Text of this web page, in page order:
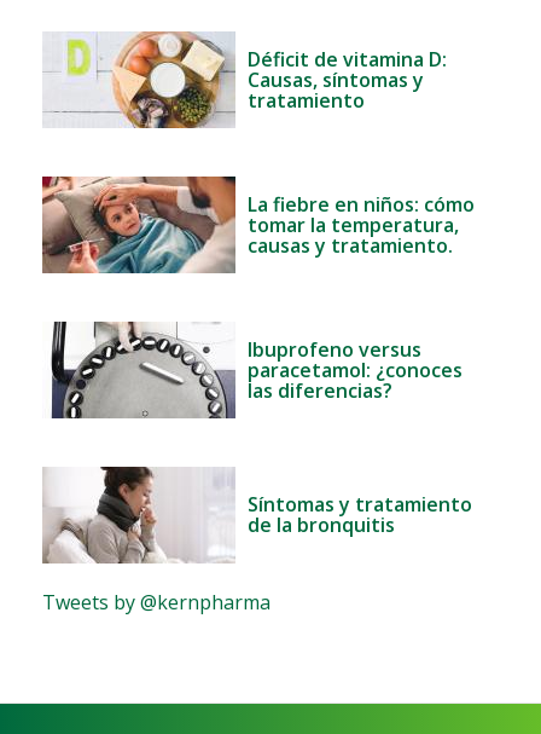
Déficit de vitamina D:
Causas, síntomas y
tratamiento
La fiebre en niños: cómo
tomar la temperatura,
causas y tratamiento.
Ibuprofeno versus
paracetamol: ¿conoces
las diferencias?
Síntomas y tratamiento
de la bronquitis
Tweets by @kernpharma